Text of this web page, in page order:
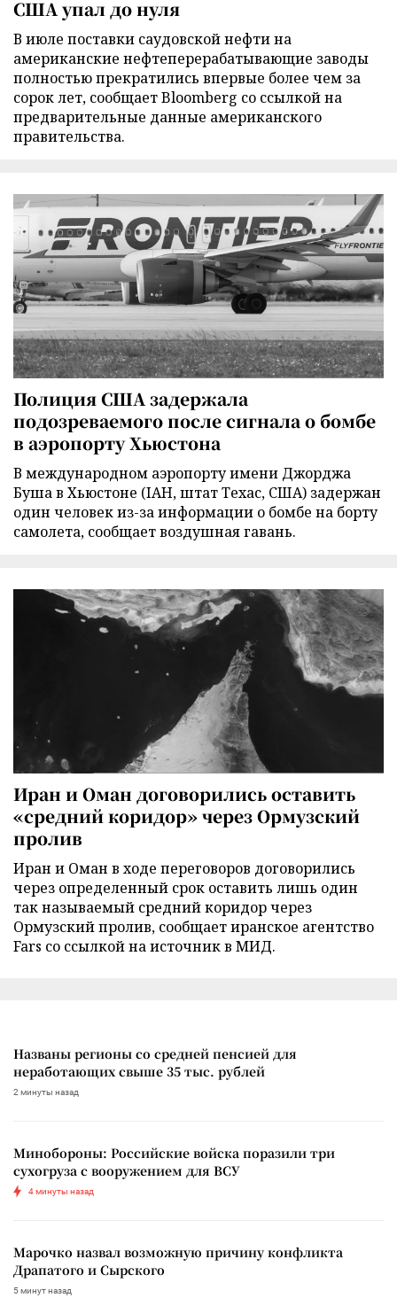
США упал до нуля
В июле поставки саудовской нефти на
американские нефтеперерабатывающие заводы
полностью прекратились впервые более чем за
сорок лет, сообщает Bloomberg со ссылкой на
предварительные данные американского
правительства.
Полиция США задержала
подозреваемого после сигнала о бомбе
в аэропорту Хьюстона
В международном аэропорту имени Джорджа
Буша в Хьюстоне (IAH, штат Техас, США) задержан
один человек из-за информации о бомбе на борту
самолета, сообщает воздушная гавань.
Иран и Оман договорились оставить
«средний коридор» через Ормузский
пролив
Иран и Оман в ходе переговоров договорились
через определенный срок оставить лишь один
так называемый средний коридор через
Ормузский пролив, сообщает иранское агентство
Fars со ссылкой на источник в МИД.
Названы регионы со средней пенсией для
неработающих свыше 35 тыс. рублей
2 минуты назад
Минобороны: Российские войска поразили три
сухогруза с вооружением для ВСУ
4 минуты назад
Марочко назвал возможную причину конфликта
Драпатого и Сырского
5 минут назад